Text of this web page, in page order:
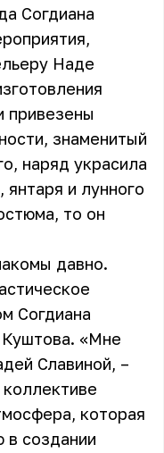
Согдиана
Наде
привезены
знаменитый
наряд украсила
и лунного
то он
давно.
Согдиана
«Мне
Славиной, –
которая
в создании